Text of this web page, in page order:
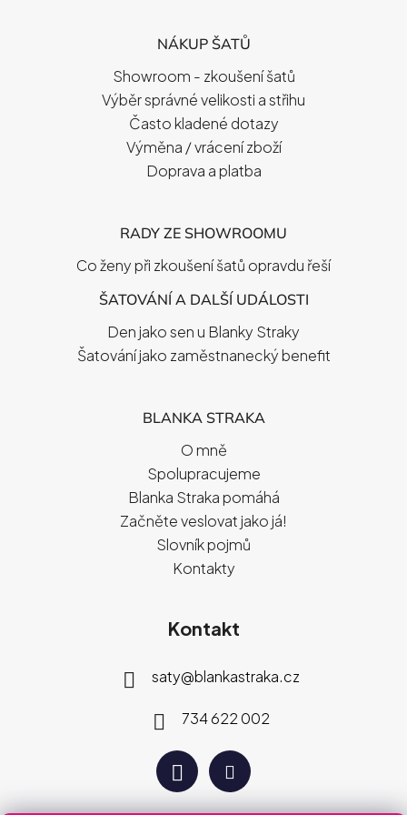
NÁKUP ŠATŮ
Showroom - zkoušení šatů
Výběr správné velikosti a střihu
Často kladené dotazy
Výměna / vrácení zboží
Doprava a platba
RADY ZE SHOWROOMU
Co ženy při zkoušení šatů opravdu řeší
ŠATOVÁNÍ A DALŠÍ UDÁLOSTI
Den jako sen u Blanky Straky
Šatování jako zaměstnanecký benefit
BLANKA STRAKA
O mně
Spolupracujeme
Blanka Straka pomáhá
Začněte veslovat jako já!
Slovník pojmů
Kontakty
Kontakt
saty@blankastraka.cz
734 622 002